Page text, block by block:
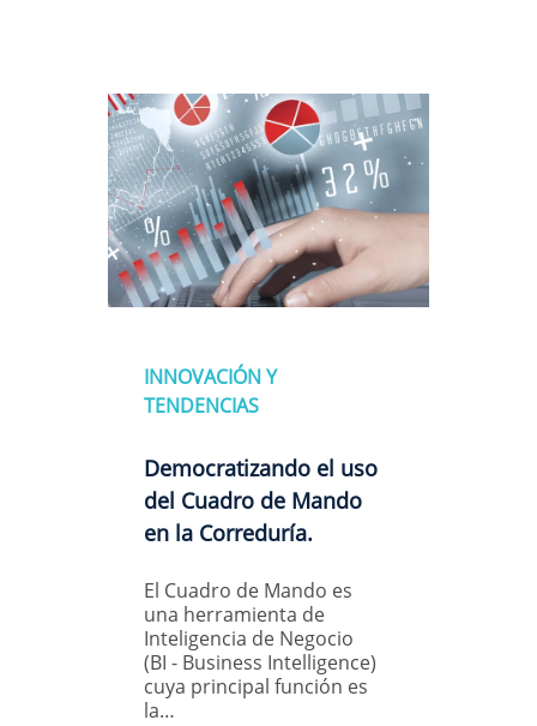
INNOVACIÓN Y
TENDENCIAS
Democratizando el uso
del Cuadro de Mando
en la Correduría.
El Cuadro de Mando es
una herramienta de
Inteligencia de Negocio
(BI - Business Intelligence)
cuya principal función es
la…